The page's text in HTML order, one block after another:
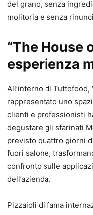
del grano, senza
molitoria e senza
“The House
esperienza
All’interno di Tuttofood,
rappresentato uno
clienti e professionisti
degustare gli sfarinati
previsto quattro giorni
fuori salone,
confronto sulle
dell’azienda.
Pizzaioli di fama